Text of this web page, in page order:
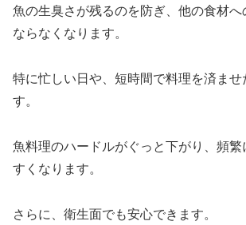
魚の生臭さが残るのを防ぎ、他の食材へ
ならなくなります。
特に忙しい日や、短時間で料理を済ま
す。
魚料理のハードルがぐっと下がり、頻
すくなります。
さらに、衛生面でも安心できます。